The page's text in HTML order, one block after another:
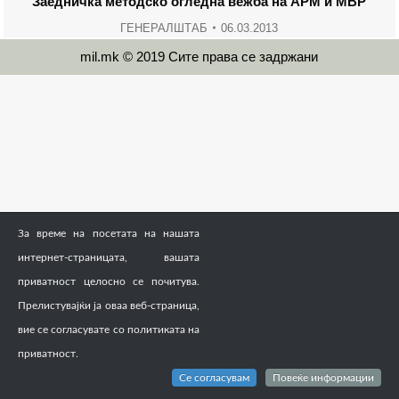
ГЕНЕРАЛШТАБ 06.03.2013
mil.mk © 2019 Сите права се задржани
За време на посетата на нашата
интернет-страницата, вашата
приватност целосно се почитува.
Прелистувајќи ја оваа веб-страница,
вие се согласувате со политиката на
приватност.
Се согласувам Повеќе информации